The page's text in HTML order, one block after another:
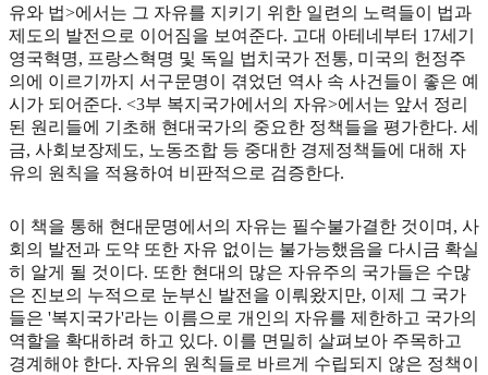
유와 법>에서는 그 자유를 지키기 위한 일련의 노력들이 법과
제도의 발전으로 이어짐을 보여준다. 고대 아테네부터 17세기
영국혁명, 프랑스혁명 및 독일 법치국가 전통, 미국의 헌정주
의에 이르기까지 서구문명이 겪었던 역사 속 사건들이 좋은 예
시가 되어준다. <3부 복지국가에서의 자유>에서는 앞서 정리
된 원리들에 기초해 현대국가의 중요한 정책들을 평가한다. 세
금, 사회보장제도, 노동조합 등 중대한 경제정책들에 대해 자
유의 원칙을 적용하여 비판적으로 검증한다.
이 책을 통해 현대문명에서의 자유는 필수불가결한 것이며, 사
회의 발전과 도약 또한 자유 없이는 불가능했음을 다시금 확실
히 알게 될 것이다. 또한 현대의 많은 자유주의 국가들은 수많
은 진보의 누적으로 눈부신 발전을 이뤄왔지만, 이제 그 국가
들은 '복지국가'라는 이름으로 개인의 자유를 제한하고 국가의
역할을 확대하려 하고 있다. 이를 면밀히 살펴보아 주목하고
경계해야 한다. 자유의 원칙들로 바르게 수립되지 않은 정책이